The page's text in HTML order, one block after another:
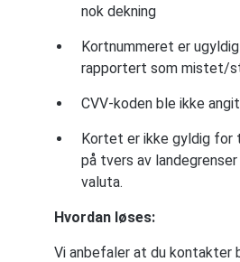
nok dekning
Kortnummeret er
rapportert som mistet/
CVV-koden ble ikke
Kortet er ikke gyldig for
på tvers av
valuta.
Hvordan løses:
Vi anbefaler at du kontakter